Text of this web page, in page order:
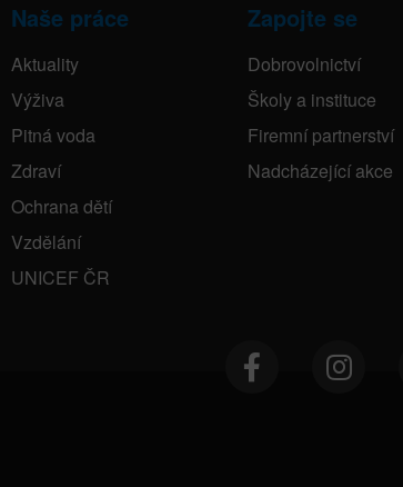
Naše práce
Aktuality
Výživa
Pitná voda
Zdraví
Ochrana dětí
Vzdělání
UNICEF ČR
Zapojte se
Dobrovolnictví
Školy a instituce
Firemní partnerství
Nadcházející akce